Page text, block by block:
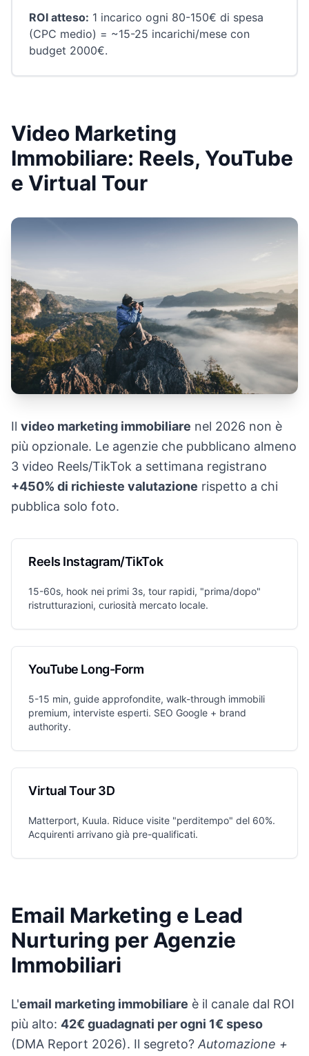
ROI atteso: 1 incarico ogni 80-150€ di spesa
(CPC medio) = ~15-25 incarichi/mese con
budget 2000€.
Video Marketing
Immobiliare: Reels, YouTube
e Virtual Tour
Il video marketing immobiliare nel 2026 non è
più opzionale. Le agenzie che pubblicano almeno
3 video Reels/TikTok a settimana registrano
+450% di richieste valutazione rispetto a chi
pubblica solo foto.
Reels Instagram/TikTok
15-60s, hook nei primi 3s, tour rapidi, "prima/dopo"
ristrutturazioni, curiosità mercato locale.
YouTube Long-Form
5-15 min, guide approfondite, walk-through immobili
premium, interviste esperti. SEO Google + brand
authority.
Virtual Tour 3D
Matterport, Kuula. Riduce visite "perditempo" del 60%.
Acquirenti arrivano già pre-qualificati.
Email Marketing e Lead
Nurturing per Agenzie
Immobiliari
L'email marketing immobiliare è il canale dal ROI
più alto: 42€ guadagnati per ogni 1€ speso
(DMA Report 2026). Il segreto? Automazione +